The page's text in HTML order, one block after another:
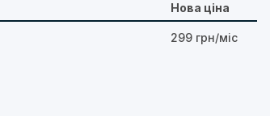
Нова ціна
299 грн/міс